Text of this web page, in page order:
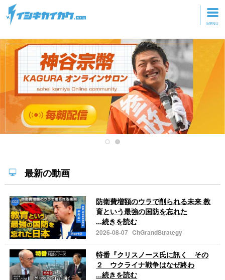
トップページ
動画を見る
記事を読む
セミナーに参加
研修・ツアーに参加
最新の動画
防衛費増額のウラで削られる未来 教
育という最強の国防を忘れた
...続きを読む
2026-08-07 ChGrandStrategy
特番『クリスノース氏に訊く その
２ ウクライナ戦争はなぜ終わ
...続きを読む